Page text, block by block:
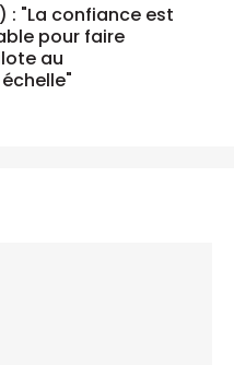
: "La confiance est
pour faire
au